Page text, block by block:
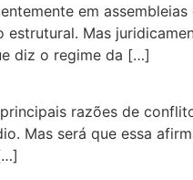
em
Mas
diz o regime da […]
razões de
Mas será que essa